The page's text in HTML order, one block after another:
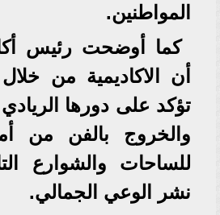
المواطنين.
كما أوضحت رئيس
أن الاكاديمية من
تؤكد على دورها الريادي
والخروج بالفن من
للساحات والشوارع
نشر الوعي الجمالي.